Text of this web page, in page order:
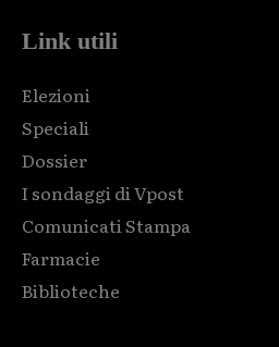
Link utili
Elezioni
Speciali
Dossier
I sondaggi di Vpost
Comunicati Stampa
Farmacie
Biblioteche